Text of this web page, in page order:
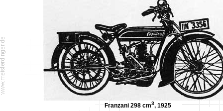
Franzani 298 cm3, 1925